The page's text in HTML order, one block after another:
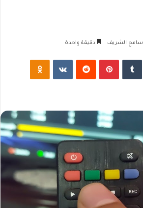
سامح الشريف دقيقة واحدة
لينكدإن بينتيريست